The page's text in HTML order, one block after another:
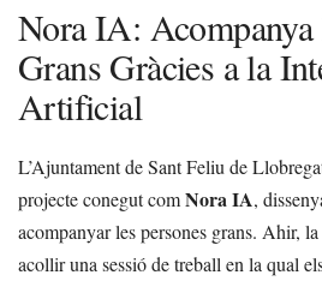
Nora IA: Acompanya
Grans Gràcies a la
Artificial
L’Ajuntament de Sant Feliu de
projecte conegut comNora IA,
acompanyar les persones grans. Ahir, la
acollir una sessió de treball en la qual